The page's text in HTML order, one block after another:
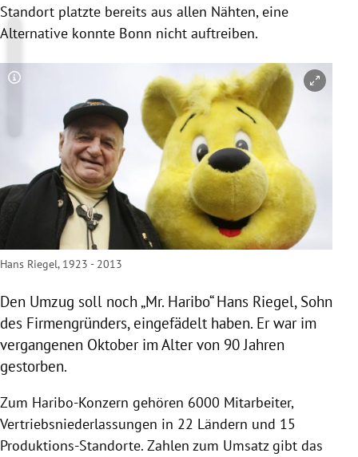
Standort platzte bereits aus allen Nähten, eine
Alternative konnte Bonn nicht auftreiben.
Copyright-Hinweis öffnen/schließen
Hans Riegel, 1923 - 2013
Den Umzug soll noch „Mr. Haribo“Hans Riegel, Sohn
des Firmengründers, eingefädelt haben. Er war im
vergangenen Oktober im Alter von 90 Jahren
gestorben.
Zum Haribo-Konzern gehören 6000 Mitarbeiter,
Vertriebsniederlassungen in 22 Ländern und 15
Produktions-Standorte. Zahlen zum Umsatz gibt das